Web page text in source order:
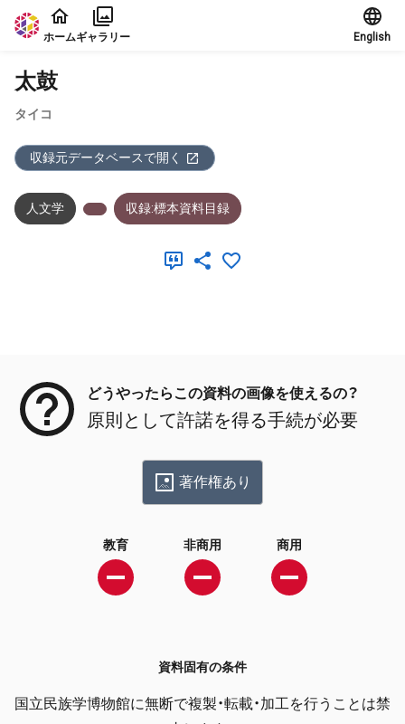
本文に飛ぶ
ホームギャラリー English
太鼓
タイコ
収録元データベースで開く
人文学 収録:標本資料目録
どうやったらこの資料の画像を使えるの？
原則として許諾を得る手続が必要
著作権あり
教育 非商用 商用
資料固有の条件
国立民族学博物館に無断で複製・転載・加工を行うことは禁